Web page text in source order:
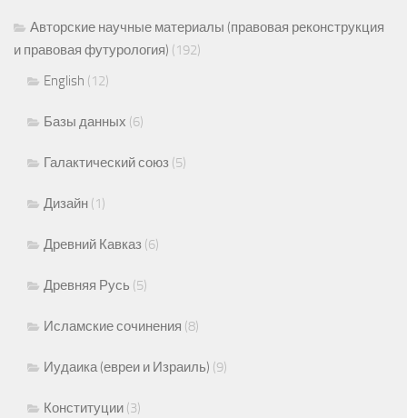
Авторские научные материалы (правовая реконструкция
и правовая футурология) (192)
English (12)
Базы данных (6)
Галактический союз (5)
Дизайн (1)
Древний Кавказ (6)
Древняя Русь (5)
Исламские сочинения (8)
Иудаика (евреи и Израиль) (9)
Конституции (3)